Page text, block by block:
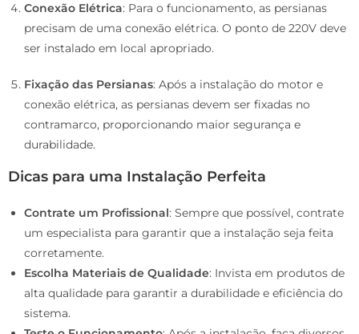
Conexão Elétrica: Para o funcionamento, as persianas
precisam de uma conexão elétrica. O ponto de 220V deve
ser instalado em local apropriado.
Fixação das Persianas: Após a instalação do motor e
conexão elétrica, as persianas devem ser fixadas no
contramarco, proporcionando maior segurança e
durabilidade.
Dicas para uma Instalação Perfeita
Contrate um Profissional: Sempre que possível, contrate
um especialista para garantir que a instalação seja feita
corretamente.
Escolha Materiais de Qualidade: Invista em produtos de
alta qualidade para garantir a durabilidade e eficiência do
sistema.